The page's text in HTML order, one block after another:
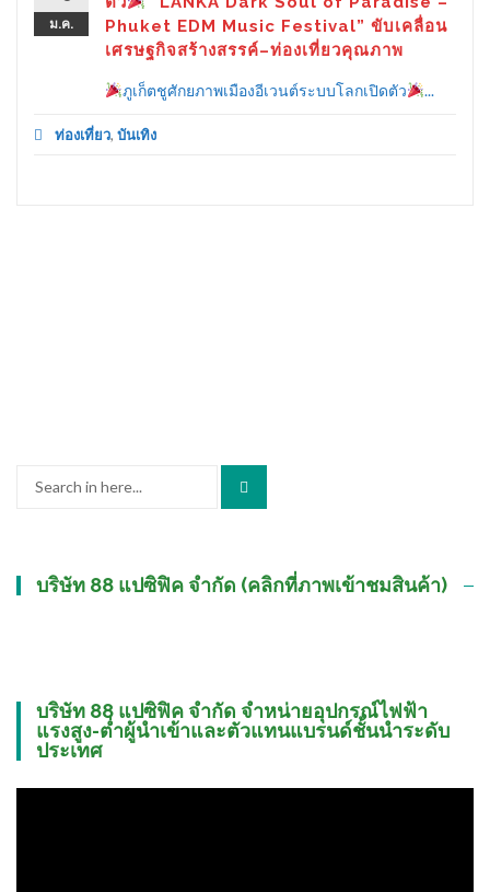
ม.ค.
Phuket EDM Music Festival” ขับเคลื่อน
เศรษฐกิจสร้างสรรค์–ท่องเที่ยวคุณภาพ
ภูเก็ตชูศักยภาพเมืองอีเวนต์ระบบโลกเปิดตัว ...
ท่องเที่ยว, บันเทิง
บริษัท 88 แปซิฟิค จำกัด (คลิกที่ภาพเข้าชมสินค้า)
บริษัท 88 แปซิฟิค จำกัด จำหน่ายอุปกรณ์ไฟฟ้า
แรงสูง-ต่ำผู้นำเข้าและตัวแทนแบรนด์ชั้นนำระดับ
ประเทศ